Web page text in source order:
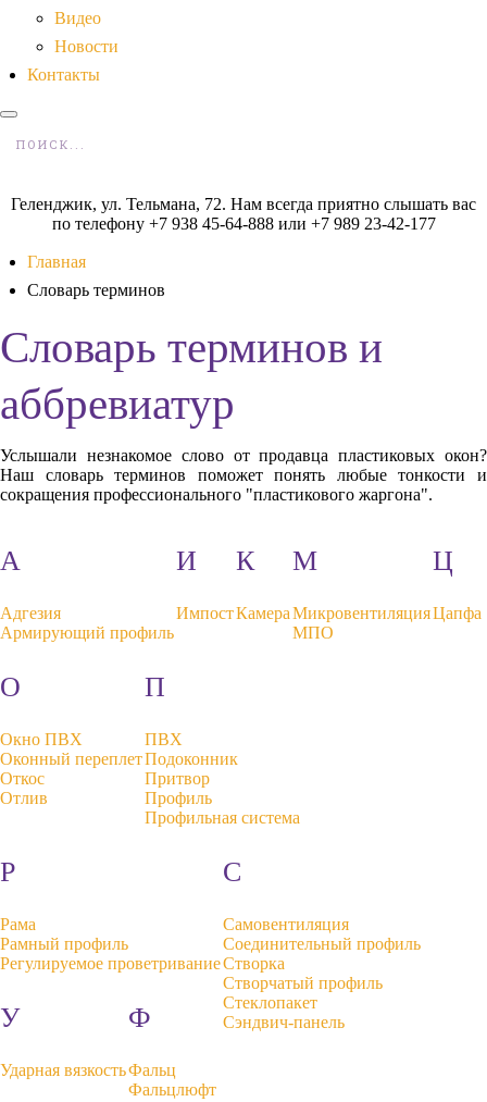
Видео
Новости
Контакты
Геленджик, ул. Тельмана, 72. Нам всегда приятно слышать вас
по телефону +7 938 45-64-888 или +7 989 23-42-177
Главная
Словарь терминов
Словарь терминов и
аббревиатур
Услышали незнакомое слово от продавца пластиковых окон?
Наш словарь терминов поможет понять любые тонкости и
сокращения профессионального "пластикового жаргона".
А
Адгезия
Армирующий профиль
И
Импост
К
Камера
М
Микровентиляция
МПО
О
Окно ПВХ
Оконный переплет
Откос
Отлив
П
ПВХ
Подоконник
Притвор
Профиль
Профильная система
Р
Рама
Рамный профиль
Регулируемое проветривание
С
Самовентиляция
Соединительный профиль
Створка
Створчатый профиль
Стеклопакет
Сэндвич-панель
У
Ударная вязкость
Ф
Фальц
Фальцлюфт
Ц
Цапфа